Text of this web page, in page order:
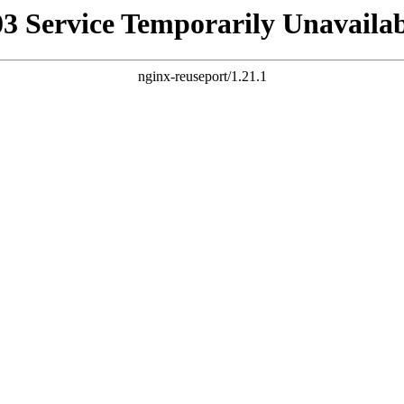
Service Temporarily
nginx-reuseport/1.21.1